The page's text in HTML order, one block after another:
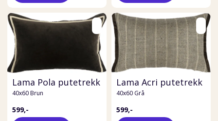
Lama Pola putetrekk
40x60 Brun
599,-
Lama Acri putetrekk
40x60 Grå
599,-